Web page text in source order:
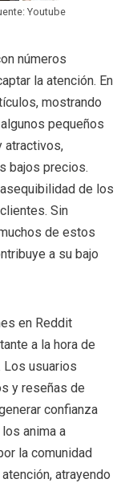
Youtube
números
la atención. En
mostrando
pequeños
atractivos,
bajos precios.
de los
Sin
de estos
a su bajo
en Reddit
a la hora de
Los usuarios
y reseñas de
confianza
anima a
la comunidad
atrayendo